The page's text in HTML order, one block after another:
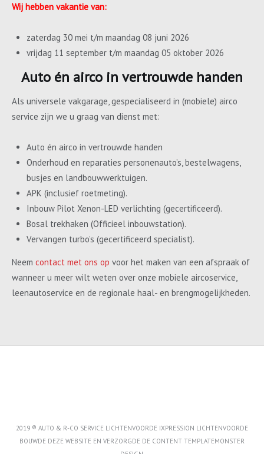
Wij hebben vakantie van:
zaterdag 30 mei t/m maandag 08 juni 2026
vrijdag 11 september t/m maandag 05 oktober 2026
Auto én airco in vertrouwde handen
Als universele vakgarage, gespecialiseerd in (mobiele) airco
service zijn we u graag van dienst met:
Auto én airco in vertrouwde handen
Onderhoud en reparaties personenauto’s, bestelwagens,
busjes en landbouwwerktuigen.
APK (inclusief roetmeting).
Inbouw Pilot Xenon-LED verlichting (gecertificeerd).
Bosal trekhaken (Officieel inbouwstation).
Vervangen turbo’s (gecertificeerd specialist).
Neem contact met ons op voor het maken van een afspraak of
wanneer u meer wilt weten over onze mobiele aircoservice,
leenautoservice en de regionale haal- en brengmogelijkheden.
2019 ® AUTO & R-CO SERVICE LICHTENVOORDE IXPRESSION LICHTENVOORDE
BOUWDE DEZE WEBSITE EN VERZORGDE DE CONTENT TEMPLATEMONSTER